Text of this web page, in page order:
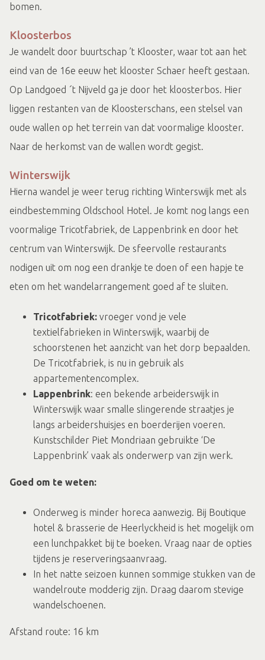
bomen.
Kloosterbos
Je wandelt door buurtschap ’t Klooster, waar tot aan het
eind van de 16e eeuw het klooster Schaer heeft gestaan.
Op Landgoed ´t Nijveld ga je door het kloosterbos. Hier
liggen restanten van de Kloosterschans, een stelsel van
oude wallen op het terrein van dat voormalige klooster.
Naar de herkomst van de wallen wordt gegist.
Winterswijk
Hierna wandel je weer terug richting Winterswijk met als
eindbestemming Oldschool Hotel. Je komt nog langs een
voormalige Tricotfabriek, de Lappenbrink en door het
centrum van Winterswijk. De sfeervolle restaurants
nodigen uit om nog een drankje te doen of een hapje te
eten om het wandelarrangement goed af te sluiten.
Tricotfabriek: vroeger vond je vele
textielfabrieken in Winterswijk, waarbij de
schoorstenen het aanzicht van het dorp bepaalden.
De Tricotfabriek, is nu in gebruik als
appartementencomplex.
Lappenbrink: een bekende arbeiderswijk in
Winterswijk waar smalle slingerende straatjes je
langs arbeidershuisjes en boerderijen voeren.
Kunstschilder Piet Mondriaan gebruikte ‘De
Lappenbrink’ vaak als onderwerp van zijn werk.
Goed om te weten:
Onderweg is minder horeca aanwezig. Bij Boutique
hotel & brasserie de Heerlyckheid is het mogelijk om
een lunchpakket bij te boeken. Vraag naar de opties
tijdens je reserveringsaanvraag.
In het natte seizoen kunnen sommige stukken van de
wandelroute modderig zijn. Draag daarom stevige
wandelschoenen.
Afstand route: 16 km